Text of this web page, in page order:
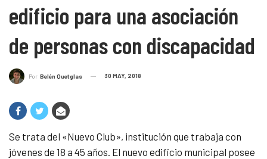
edificio para una asociación
de personas con discapacidad
Por Belén Quetglas 30 MAY, 2018
Se trata del «Nuevo Club», institución que trabaja con
jóvenes de 18 a 45 años. El nuevo edificio municipal posee